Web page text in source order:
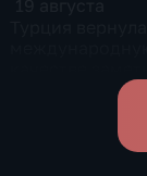
игрока. Эфир от